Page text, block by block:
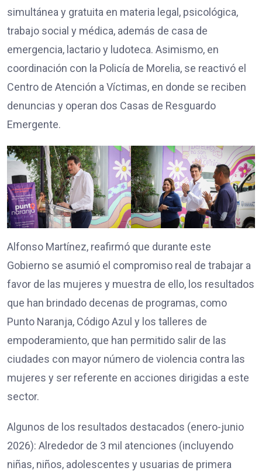
simultánea y gratuita en materia legal, psicológica,
trabajo social y médica, además de casa de
emergencia, lactario y ludoteca. Asimismo, en
coordinación con la Policía de Morelia, se reactivó el
Centro de Atención a Víctimas, en donde se reciben
denuncias y operan dos Casas de Resguardo
Emergente.
Alfonso Martínez, reafirmó que durante este
Gobierno se asumió el compromiso real de trabajar a
favor de las mujeres y muestra de ello, los resultados
que han brindado decenas de programas, como
Punto Naranja, Código Azul y los talleres de
empoderamiento, que han permitido salir de las
ciudades con mayor número de violencia contra las
mujeres y ser referente en acciones dirigidas a este
sector.
Algunos de los resultados destacados (enero-junio
2026): Alrededor de 3 mil atenciones (incluyendo
niñas, niños, adolescentes y usuarias de primera